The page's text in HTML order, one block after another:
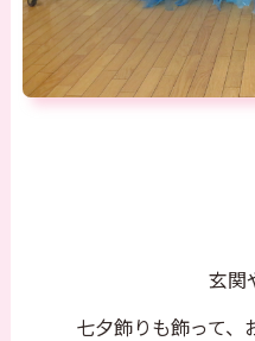
玄関
七夕飾りも飾って、